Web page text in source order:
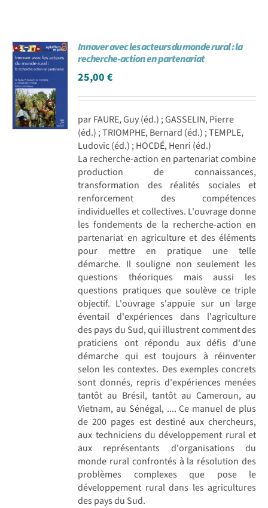
Innover avec les acteurs du monde rural : la
recherche-action en partenariat
25,00€
par FAURE, Guy (éd.) ; GASSELIN, Pierre
(éd.) ; TRIOMPHE, Bernard (éd.) ; TEMPLE,
Ludovic (éd.) ; HOCDÉ, Henri (éd.)
La recherche-action en partenariat combine
production de connaissances,
transformation des réalités sociales et
renforcement des compétences
individuelles et collectives. L'ouvrage donne
les fondements de la recherche-action en
partenariat en agriculture et des éléments
pour mettre en pratique une telle
démarche. Il souligne non seulement les
questions théoriques mais aussi les
questions pratiques que soulève ce triple
objectif. L'ouvrage s'appuie sur un large
éventail d'expériences dans l'agriculture
des pays du Sud, qui illustrent comment des
praticiens ont répondu aux défis d'une
démarche qui est toujours à réinventer
selon les contextes. Des exemples concrets
sont donnés, repris d'expériences menées
tantôt au Brésil, tantôt au Cameroun, au
Vietnam, au Sénégal, .... Ce manuel de plus
de 200 pages est destiné aux chercheurs,
aux techniciens du développement rural et
aux représentants d'organisations du
monde rural confrontés à la résolution des
problèmes complexes que pose le
développement rural dans les agricultures
des pays du Sud.